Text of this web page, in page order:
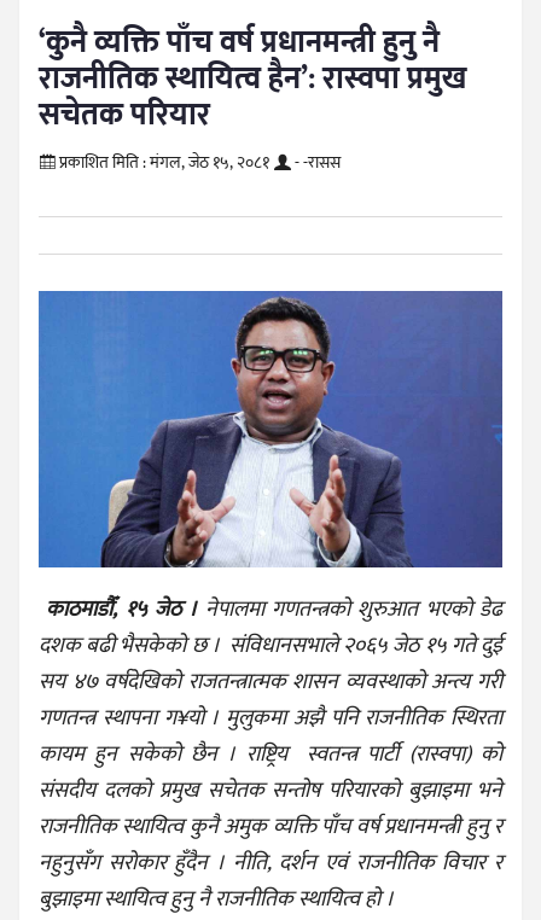
‘कुनै व्यक्ति पाँच वर्ष प्रधानमन्त्री हुनु नै
राजनीतिक स्थायित्व हैन’: रास्वपा प्रमुख
सचेतक परियार
प्रकाशित मिति :मंगल, जेठ १५, २०८१ - -रासस
काठमाडौँ, १५ जेठ ।नेपालमा गणतन्त्रको शुरुआत भएको डेढ
दशक बढी भैसकेको छ । संविधानसभाले २०६५ जेठ १५ गते दुई
सय ४७ वर्षदेखिको राजतन्त्रात्मक शासन व्यवस्थाको अन्त्य गरी
गणतन्त्र स्थापना ग¥यो । मुलुकमा अझै पनि राजनीतिक स्थिरता
कायम हुन सकेको छैन । राष्ट्रिय स्वतन्त्र पार्टी (रास्वपा) को
संसदीय दलको प्रमुख सचेतक सन्तोष परियारको बुझाइमा भने
राजनीतिक स्थायित्व कुनै अमुक व्यक्ति पाँच वर्ष प्रधानमन्त्री हुनु र
नहुनुसँग सरोकार हुँदैन । नीति, दर्शन एवं राजनीतिक विचार र
बुझाइमा स्थायित्व हुनु नै राजनीतिक स्थायित्व हो ।